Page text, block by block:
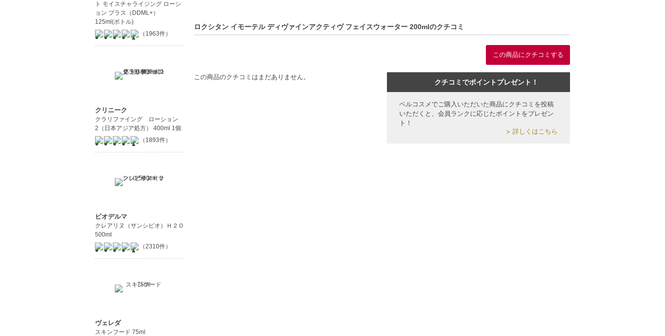
ロクシタン イモーテル ディヴァインアクティヴ フェイスウォーター 200mlのクチコミ
この商品にクチコミする
この商品のクチコミはまだありません。
クチコミでポイントプレゼント！
ベルコスメでご購入いただいた商品にクチコミを投稿
いただくと、会員ランクに応じたポイントをプレゼン
ト！
詳しくはこちら
ト モイスチャライジング ローシ
ョン プラス（DDML+）
125ml(ボトル)
（1963件）
クリニーク
クラリファイング ローション
2（日本アジア処方） 400ml 1個
（1893件）
ビオデルマ
クレアリヌ（サンシビオ）Ｈ２Ｏ
500ml
（2310件）
ヴェレダ
スキンフード 75ml